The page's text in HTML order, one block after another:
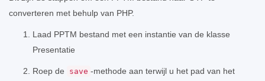
converteren met behulp van PHP.
Laad PPTM bestand met een instantie van de klasse
Presentatie
Roep de save -methode aan terwijl u het pad van het